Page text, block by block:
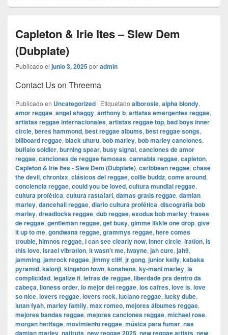
Capleton & Irie Ites – Slew Dem
(Dubplate)
Publicado el junio 3, 2025poradmin
Contact Us on Threema
Publicado en Uncategorized | Etiquetado alborosie, alpha blondy,
amor reggae, angel shaggy, anthony b, artistas emergentes reggae,
artistas reggae internacionales, artistas reggae top, bad boys inner
circle, beres hammond, best reggae albums, best reggae songs,
billboard reggae, black uhuru, bob marley, bob marley canciones,
buffalo soldier, burning spear, busy signal, canciones de amor
reggae, canciones de reggae famosas, cannabis reggae, capleton,
Capleton & Irie Ites - Slew Dem (Dubplate), caribbean reggae, chase
the devil, chronixx, clásicos del reggae, collie buddz, come around,
conciencia reggae, could you be loved, cultura mundial reggae,
cultura profética, cultura rastafari, damas gratis reggae, damian
marley, dancehall reggae, diario cultura profética, discografía bob
marley, dreadlocks reggae, dub reggae, exodus bob marley, frases
de reggae, gentleman reggae, get busy, gimme likkle one drop, give
it up to me, gondwana reggae, grammys reggae, here comes
trouble, himnos reggae, i can see clearly now, inner circle, iration, is
this love, israel vibration, it wasn't me, iwayne, jah cure, jah9,
jamming, jamrock reggae, jimmy cliff, jr gong, junior kelly, kabaka
pyramid, kalonji, kingston town, konshens, ky-mani marley, la
complicidad, legalize it, letras de reggae, liberdade pra dentro da
cabeça, lioness order, lo mejor del reggae, los cafres, love is, love
so nice, lovers reggae, lovers rock, luciano reggae, lucky dube,
lutan fyah, marley family, max romeo, mejores álbumes reggae,
mejores bandas reggae, mejores canciones reggae, michael rose,
morgan heritage, movimiento reggae, música para fumar, nas
damian marley, natiruts, new reggae 2025, new reggae artists, new